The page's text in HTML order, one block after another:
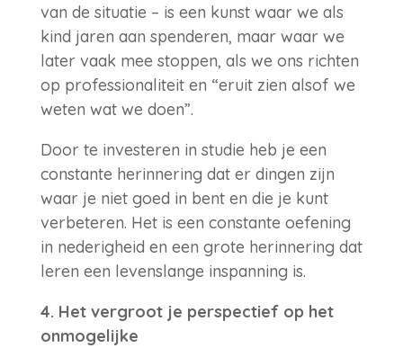
van de situatie – is een kunst waar we als
kind jaren aan spenderen, maar waar we
later vaak mee stoppen, als we ons richten
op professionaliteit en “eruit zien alsof we
weten wat we doen”.
Door te investeren in studie heb je een
constante herinnering dat er dingen zijn
waar je niet goed in bent en die je kunt
verbeteren. Het is een constante oefening
in nederigheid en een grote herinnering dat
leren een levenslange inspanning is.
4. Het vergroot je perspectief op het
onmogelijke